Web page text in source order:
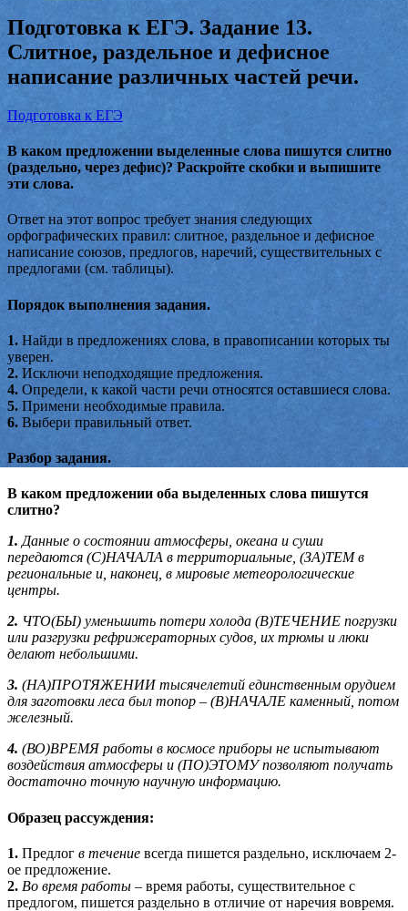
Подготовка к ЕГЭ. Задание 13.
Слитное, раздельное и дефисное
написание различных частей речи.
Подготовка к ЕГЭ
В каком предложении выделенные слова пишутся слитно
(раздельно, через дефис)? Раскройте скобки и выпишите
эти слова.
Ответ на этот вопрос требует знания следующих
орфографических правил: слитное, раздельное и дефисное
написание союзов, предлогов, наречий, существительных с
предлогами (см. таблицы).
Порядок выполнения задания.
1. Найди в предложениях слова, в правописании которых ты
уверен.
2. Исключи неподходящие предложения.
4. Определи, к какой части речи относятся оставшиеся слова.
5. Примени необходимые правила.
6. Выбери правильный ответ.
Разбор задания.
В каком предложении оба выделенных слова пишутся
слитно?
1. Данные о состоянии атмосферы, океана и суши
передаются (С)НАЧАЛА в территориальные, (ЗА)ТЕМ в
региональные и, наконец, в мировые метеорологические
центры.
2. ЧТО(БЫ) уменьшить потери холода (В)ТЕЧЕНИЕ погрузки
или разгрузки рефрижераторных судов, их трюмы и люки
делают небольшими.
3. (НА)ПРОТЯЖЕНИИ тысячелетий единственным орудием
для заготовки леса был топор – (В)НАЧАЛЕ каменный, потом
железный.
4. (ВО)ВРЕМЯ работы в космосе приборы не испытывают
воздействия атмосферы и (ПО)ЭТОМУ позволяют получать
достаточно точную научную информацию.
Образец рассуждения:
1. Предлог в течение всегда пишется раздельно, исключаем 2-
ое предложение.
2. Во время работы – время работы, существительное с
предлогом, пишется раздельно в отличие от наречия вовремя.